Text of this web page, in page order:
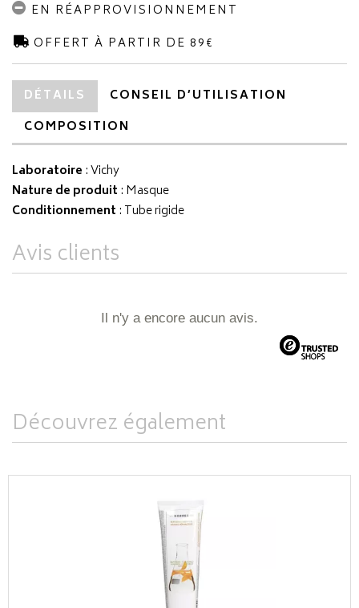
EN RÉAPPROVISIONNEMENT
OFFERT À PARTIR DE 89€
DÉTAILS
CONSEIL D’UTILISATION
COMPOSITION
Laboratoire :Vichy
Nature de produit : Masque
Conditionnement : Tube rigide
Avis clients
Il n'y a encore aucun avis.
Découvrez également